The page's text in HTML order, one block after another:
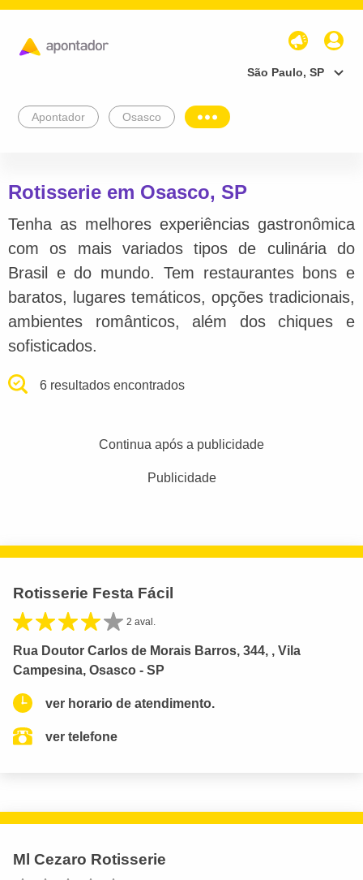
São Paulo, SP
Apontador Osasco
Rotisserie em Osasco, SP
Tenha as melhores experiências gastronômica
com os mais variados tipos de culinária do
Brasil e do mundo. Tem restaurantes bons e
baratos, lugares temáticos, opções tradicionais,
ambientes românticos, além dos chiques e
sofisticados.
6 resultados encontrados
Continua após a publicidade
Publicidade
Rotisserie Festa Fácil
2 aval.
Rua Doutor Carlos de Morais Barros, 344, , Vila
Campesina, Osasco - SP
ver horario de atendimento.
ver telefone
Ml Cezaro Rotisserie